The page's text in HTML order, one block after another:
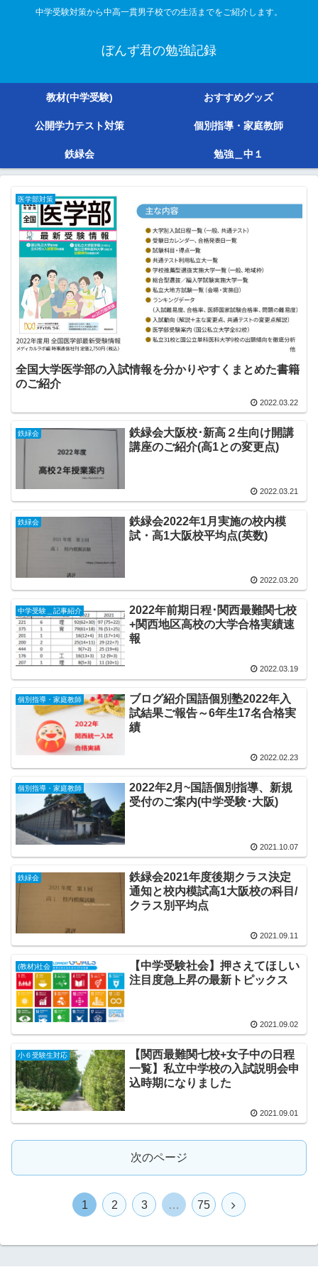
中学受験対策から中高一貫男子校での生活までをご紹介します。
ぼんず君の勉強記録
教材(中学受験) おすすめグッズ
公開学力テスト対策 個別指導・家庭教師
鉄緑会 勉強＿中１
医学部対策
全国大学医学部の入試情報を分かりやすくまとめた書籍
のご紹介
2022.03.22
鉄緑会
鉄緑会大阪校･新高２生向け開講
講座のご紹介(高1との変更点)
2022.03.21
鉄緑会
鉄緑会2022年1月実施の校内模
試・高1大阪校平均点(英数)
2022.03.20
中学受験＿記事紹介
2022年前期日程･関西最難関七校
+関西地区高校の大学合格実績速
報
2022.03.19
個別指導・家庭教師
ブログ紹介国語個別塾2022年入
試結果ご報告～6年生17名合格実
績
2022.02.23
個別指導・家庭教師
2022年2月~国語個別指導、新規
受付のご案内(中学受験･大阪)
2021.10.07
鉄緑会
鉄緑会2021年度後期クラス決定
通知と校内模試高1大阪校の科目/
クラス別平均点
2021.09.11
(教材)社会
【中学受験社会】押さえてほしい
注目度急上昇の最新トピックス
2021.09.02
小６受験生対応
【関西最難関七校+女子中の日程
一覧】私立中学校の入試説明会申
込時期になりました
2021.09.01
次のページ
1 2 3 … 75